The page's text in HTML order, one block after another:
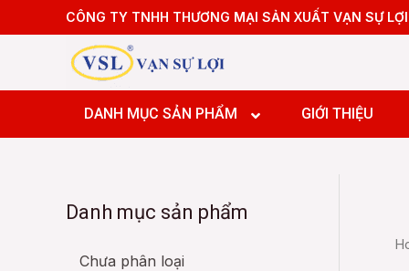
to
CÔNG TY TNHH THƯƠNG MẠI SẢN XUẤT VẠN SỰ LỢI
DANH MỤC SẢN PHẨM
Máy
GIỚI THIỆUMáy
Máy
Máy
Danh mục sản phẩm
Chưa phân loại